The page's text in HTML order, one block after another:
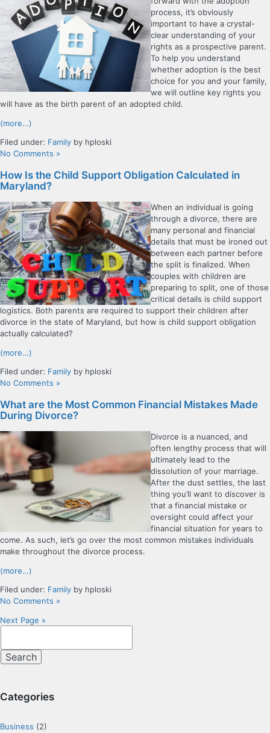
process, it’s obviously
important to have a crystal-
clear understanding of your
rights as a prospective parent.
To help you understand
whether adoption is the best
choice for you and your family,
we will outline key rights you
will have as the birth parent of an adopted child.
(more…)
Filed under: Family by hploski
No Comments »
How Is the Child Support Obligation Calculated in
Maryland?
When an individual is going
through a divorce, there are
many personal and financial
details that must be ironed out
between each partner before
the split is finalized. When
couples with children are
preparing to split, one of those
critical details is child support
logistics. Both parents are required to support their children after
divorce in the state of Maryland, but how is child support obligation
actually calculated?
(more…)
Filed under: Family by hploski
No Comments »
What are the Most Common Financial Mistakes Made
During Divorce?
Divorce is a nuanced, and
often lengthy process that will
ultimately lead to the
dissolution of your marriage.
After the dust settles, the last
thing you’ll want to discover is
that a financial mistake or
oversight could affect your
financial situation for years to
come. As such, let’s go over the most common mistakes individuals
make throughout the divorce process.
(more…)
Filed under: Family by hploski
No Comments »
Next Page »
Categories
Business (2)